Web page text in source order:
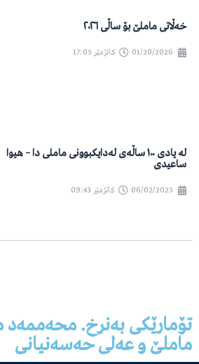
خەڵاتی ماملێ بۆ ساڵی ٢٠٢٦
01/20/2026 کاتژمێر 17:05
لە یادی ١٠٠ ساڵەی لەدایکبوونی ماملی دا – هیوا
ساعیدی
06/02/2025 کاتژمێر 09:43
تۆمارێکی بەنرخ. محەممەد
ماملێ و عەلی حەسەنیانی